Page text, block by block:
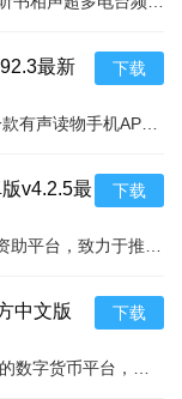
最新
下载
v4.2.5最
下载
中文版
下载